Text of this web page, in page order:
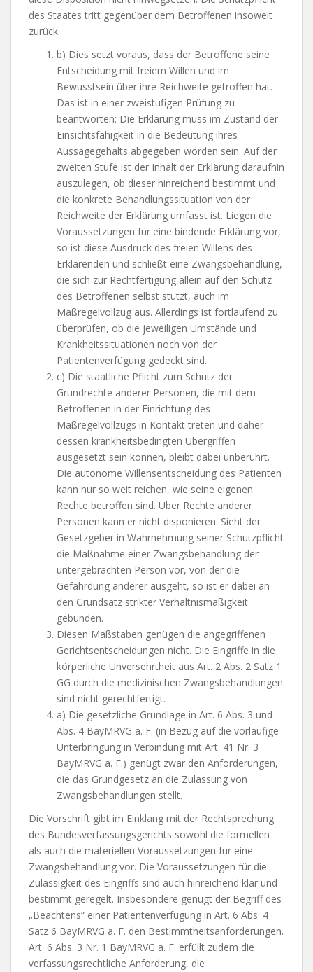
des Staates tritt gegenüber dem Betroffenen insoweit
zurück.
b) Dies setzt voraus, dass der Betroffene seine
Entscheidung mit freiem Willen und im
Bewusstsein über ihre Reichweite getroffen hat.
Das ist in einer zweistufigen Prüfung zu
beantworten: Die Erklärung muss im Zustand der
Einsichtsfähigkeit in die Bedeutung ihres
Aussagegehalts abgegeben worden sein. Auf der
zweiten Stufe ist der Inhalt der Erklärung daraufhin
auszulegen, ob dieser hinreichend bestimmt und
die konkrete Behandlungssituation von der
Reichweite der Erklärung umfasst ist. Liegen die
Voraussetzungen für eine bindende Erklärung vor,
so ist diese Ausdruck des freien Willens des
Erklärenden und schließt eine Zwangsbehandlung,
die sich zur Rechtfertigung allein auf den Schutz
des Betroffenen selbst stützt, auch im
Maßregelvollzug aus. Allerdings ist fortlaufend zu
überprüfen, ob die jeweiligen Umstände und
Krankheitssituationen noch von der
Patientenverfügung gedeckt sind.
c) Die staatliche Pflicht zum Schutz der
Grundrechte anderer Personen, die mit dem
Betroffenen in der Einrichtung des
Maßregelvollzugs in Kontakt treten und daher
dessen krankheitsbedingten Übergriffen
ausgesetzt sein können, bleibt dabei unberührt.
Die autonome Willensentscheidung des Patienten
kann nur so weit reichen, wie seine eigenen
Rechte betroffen sind. Über Rechte anderer
Personen kann er nicht disponieren. Sieht der
Gesetzgeber in Wahrnehmung seiner Schutzpflicht
die Maßnahme einer Zwangsbehandlung der
untergebrachten Person vor, von der die
Gefährdung anderer ausgeht, so ist er dabei an
den Grundsatz strikter Verhältnismäßigkeit
gebunden.
Diesen Maßstäben genügen die angegriffenen
Gerichtsentscheidungen nicht. Die Eingriffe in die
körperliche Unversehrtheit aus Art. 2 Abs. 2 Satz 1
GG durch die medizinischen Zwangsbehandlungen
sind nicht gerechtfertigt.
a) Die gesetzliche Grundlage in Art. 6 Abs. 3 und
Abs. 4 BayMRVG a. F. (in Bezug auf die vorläufige
Unterbringung in Verbindung mit Art. 41 Nr. 3
BayMRVG a. F.) genügt zwar den Anforderungen,
die das Grundgesetz an die Zulassung von
Zwangsbehandlungen stellt.
Die Vorschrift gibt im Einklang mit der Rechtsprechung
des Bundesverfassungsgerichts sowohl die formellen
als auch die materiellen Voraussetzungen für eine
Zwangsbehandlung vor. Die Voraussetzungen für die
Zulässigkeit des Eingriffs sind auch hinreichend klar und
bestimmt geregelt. Insbesondere genügt der Begriff des
„Beachtens“ einer Patientenverfügung in Art. 6 Abs. 4
Satz 6 BayMRVG a. F. den Bestimmtheitsanforderungen.
Art. 6 Abs. 3 Nr. 1 BayMRVG a. F. erfüllt zudem die
verfassungsrechtliche Anforderung, die